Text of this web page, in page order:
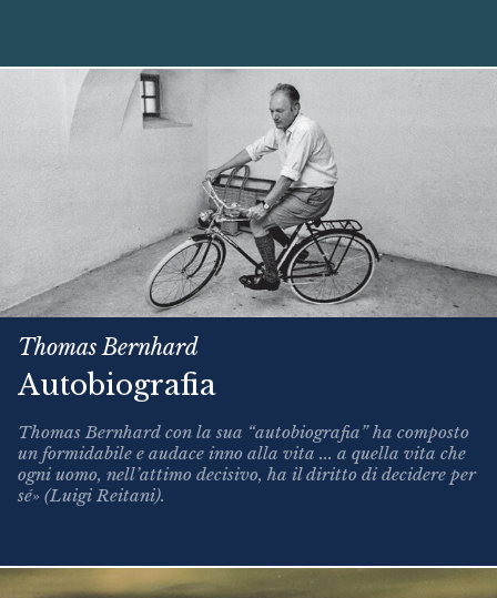
Thomas Bernhard
Autobiografia
Thomas Bernhard con la sua “autobiografia” ha composto
un formidabile e audace inno alla vita ... a quella vita che
ogni uomo, nell’attimo decisivo, ha il diritto di decidere per
sé» (Luigi Reitani).